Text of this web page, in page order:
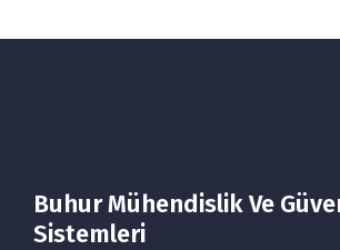
Buhur Mühendislik Ve
Sistemleri